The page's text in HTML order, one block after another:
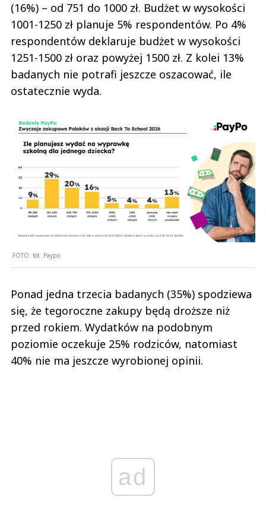
(16%) – od 751 do 1000 zł. Budżet w wysokości
1001-1250 zł planuje 5% respondentów. Po 4%
respondentów deklaruje budżet w wysokości
1251-1500 zł oraz powyżej 1500 zł. Z kolei 13%
badanych nie potrafi jeszcze oszacować, ile
ostatecznie wyda.
FOTO: fot. Paypo
Ponad jedna trzecia badanych (35%) spodziewa
się, że tegoroczne zakupy będą droższe niż
przed rokiem. Wydatków na podobnym
poziomie oczekuje 25% rodziców, natomiast
40% nie ma jeszcze wyrobionej opinii.
ad